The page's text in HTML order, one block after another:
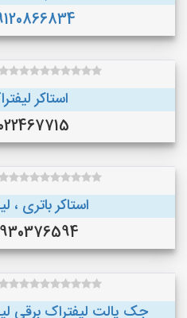
استاکر
09022467715
استاکر باتری
09930376594
جک پالت لیفتراک برقی